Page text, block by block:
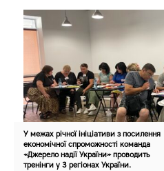
інклюзивний центр психічного здоров’я,
безпеки та захисту 2.0»
У межах річної ініціативи з посилення
економічної спроможності команда
«Джерело надії України» проводить
тренінги у 3 регіонах України.